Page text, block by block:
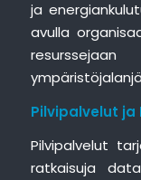
ja
avulla
Pilvipalvelut
Pilvipalvelut
ratkaisuja